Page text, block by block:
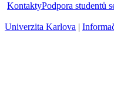
KontaktyPodpora studentů
Univerzita Karlova |